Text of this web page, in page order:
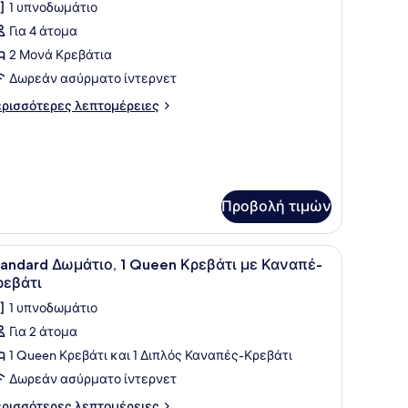
1 υπνοδωμάτιο
Για 4 άτομα
2 Μονά Κρεβάτια
Δωρεάν ασύρματο ίντερνετ
λεπτομέρειες
Προβολή τιμών
παράθυρο με κουρτίνες.
μαξιλάρια, ένα ξύλινο προσκέφαλο και ένας απλός τοίχος.
Ένα κρεβάτι με λευκά σεντόνια και
1
Δωμάτιο, 1 Queen Κρεβάτι με Καναπέ-
1 υπνοδωμάτιο
Για 2 άτομα
1 Queen Κρεβάτι και 1 Διπλός Καναπές-Κρεβάτι
Δωρεάν ασύρματο ίντερνετ